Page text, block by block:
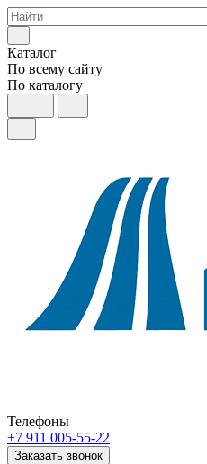
Каталог
По всему сайту
По каталогу
Телефоны
+7 911 005-55-22
Заказать звонок